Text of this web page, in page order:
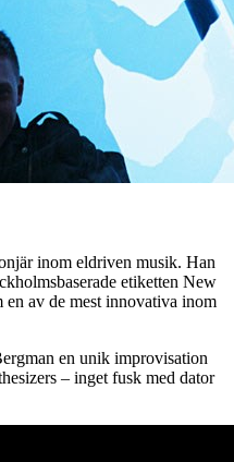
inom eldriven musik. Han
etiketten New
en av de mest innovativa inom
en unik improvisation
– inget fusk med dator